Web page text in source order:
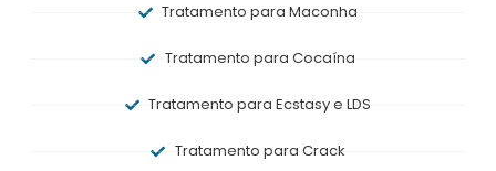
Tratamento para Maconha
Tratamento para Cocaína
Tratamento para Ecstasy e LDS
Tratamento para Crack